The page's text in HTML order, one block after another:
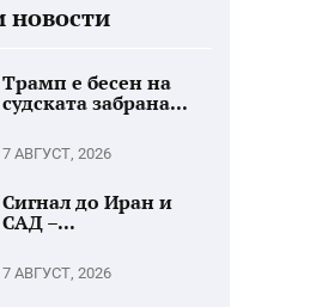
новости
Трамп е бесен на
судската забрана...
7 АВГУСТ, 2026
Сигнал до Иран и
САД –...
7 АВГУСТ, 2026